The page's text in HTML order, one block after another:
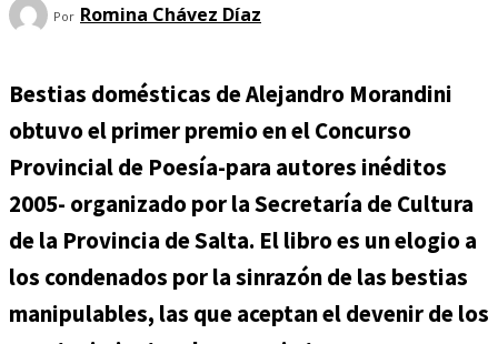
Por Romina Chávez Dí­az
Bestias domésticas de Alejandro Morandini
obtuvo el primer premio en el Concurso
Provincial de Poesía-para autores inéditos
2005- organizado por la Secretaría de Cultura
de la Provincia de Salta. El libro es un elogio a
los condenados por la sinrazón de las bestias
manipulables, las que aceptan el devenir de los